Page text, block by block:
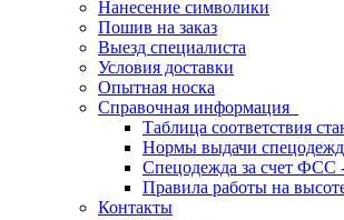
Нанесение символики
Пошив на заказ
Выезд специалиста
Условия доставки
Опытная носка
Справочная информация
Таблица соответствия
Нормы выдачи
Спецодежда за счет ФСС
Правила работы на
Контакты